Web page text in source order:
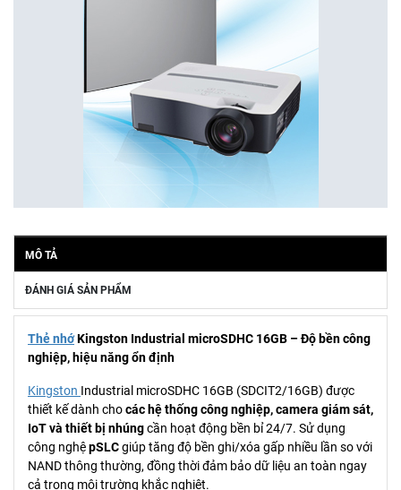
MÔ TẢ
ĐÁNH GIÁ SẢN PHẨM
Thẻ nhớKingston Industrial microSDHC 16GB – Độ bền công
nghiệp, hiệu năng ổn định
Kingston Industrial microSDHC 16GB (SDCIT2/16GB) được
thiết kế dành chocác hệ thống công nghiệp, camera giám sát,
IoT và thiết bị nhúngcần hoạt động bền bỉ 24/7. Sử dụng
công nghệpSLCgiúp tăng độ bền ghi/xóa gấp nhiều lần so với
NAND thông thường, đồng thời đảm bảo dữ liệu an toàn ngay
cả trong môi trường khắc nghiệt.